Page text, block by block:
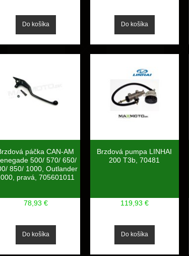
páčka CAN-AM
500/ 570/ 650/
850/ 1000, Outlander
pravá, 705601011
78,93 €
Brzdová pumpa LINHAI
200 T3b, 70481
119,93 €